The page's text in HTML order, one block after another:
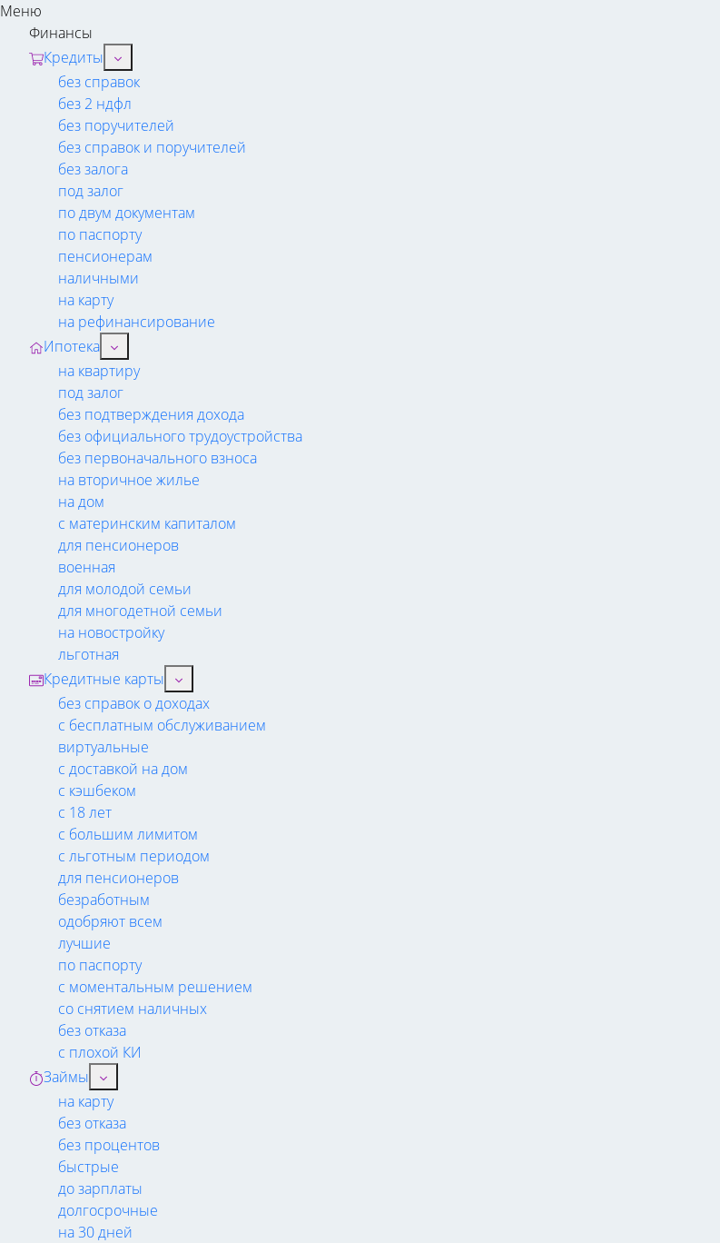
Меню
Финансы
Кредиты
без справок
без 2 ндфл
без поручителей
без справок и поручителей
без залога
под залог
по двум документам
по паспорту
пенсионерам
наличными
на карту
на рефинансирование
Ипотека
на квартиру
под залог
без подтверждения дохода
без официального трудоустройства
без первоначального взноса
на вторичное жилье
на дом
с материнским капиталом
для пенсионеров
военная
для молодой семьи
для многодетной семьи
на новостройку
льготная
Кредитные карты
без справок о доходах
с бесплатным обслуживанием
виртуальные
с доставкой на дом
с кэшбеком
с 18 лет
с большим лимитом
с льготным периодом
для пенсионеров
безработным
одобряют всем
лучшие
по паспорту
с моментальным решением
со снятием наличных
без отказа
с плохой КИ
Займы
на карту
без отказа
без процентов
быстрые
до зарплаты
долгосрочные
на 30 дней